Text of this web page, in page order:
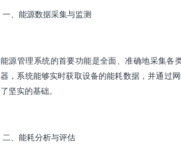
一、能源数据采集与监测
能源管理系统的首要功能是全面、准确地采集各
器，系统能够实时获取设备的能耗数据，并通过
了坚实的基础。
二、能耗分析与评估